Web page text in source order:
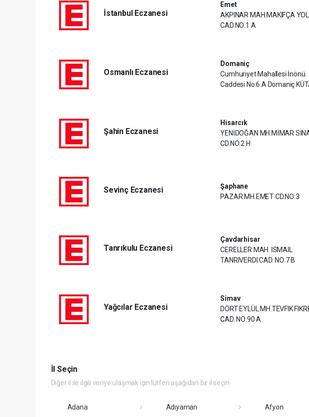
İstanbul Eczanesi
Emet
AKPINAR MAH.MAKIFÇA
CAD.NO:1 A
Osmanlı Eczanesi
Domaniç
Cumhuriyet Mahallesi İnönü
Caddesi No:6 A Domaniç
Şahin Eczanesi
Hisarcık
YENİDOĞAN MH.MİMAR
CD.NO:2 H
Sevinç Eczanesi
Şaphane
PAZAR MH.EMET CD.NO:3
Tanrıkulu Eczanesi
Çavdarhisar
CERELLER MAH. ISMAIL
TANRIVERDI CAD. NO:7 B
Yağcılar Eczanesi
Simav
DÖRT EYLÜL MH.TEVFIK
CAD. NO:90 A
İl Seçin
Diğer il ile ilgili veriye ulaşmak için lütfen aşağıdan bir il seçin
Adana Adıyaman Afyon